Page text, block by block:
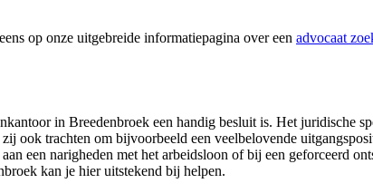
op onze uitgebreide informatiepagina over een advocaat
in Breedenbroek een handig besluit is. Het juridische
ook trachten om bijvoorbeeld een veelbelovende
een narigheden met het arbeidsloon of bij een geforceerd
kan je hier uitstekend bij helpen.